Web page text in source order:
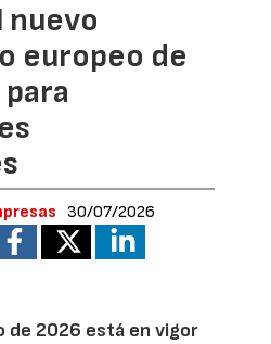
nuevo
europeo de
30/07/2026
de 2026 está en vigor